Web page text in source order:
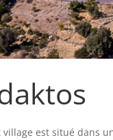
village est situé dans